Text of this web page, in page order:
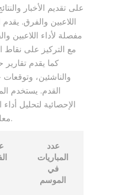
على تقديم الأخبار
اللاعبين والفرق. يقدم
مفصلة لأداء اللاعبين
مع التركيز على
كما يقدم تقارير
والناشئين،
القدم. يستخدم
الإحصائية لتحليل
معلومات دقيقة وموثوقة للقراء.
عدد
المباريات
في
الموسم